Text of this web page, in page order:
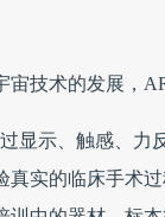
宙技术的发展，
显示、触感、力
真实的临床手术